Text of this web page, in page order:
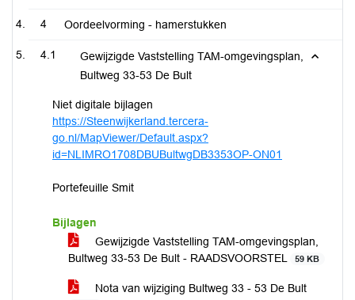
4 Oordeelvorming - hamerstukken
4.1
Gewijzigde Vaststelling TAM-omgevingsplan,
Bultweg 33-53 De Bult
Niet digitale bijlagen
https://Steenwijkerland.tercera-
go.nl/MapViewer/Default.aspx?
id=NLIMRO1708DBUBultwgDB3353OP-ON01
Portefeuille Smit
Bijlagen
Gewijzigde Vaststelling TAM-omgevingsplan,
Bultweg 33-53 De Bult - RAADSVOORSTEL
59 KB
Nota van wijziging Bultweg 33 - 53 De Bult